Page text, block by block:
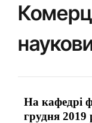
На кафедрі
грудня 2019